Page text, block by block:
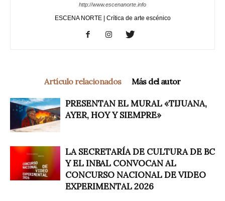
http://www.escenanorte.info
ESCENA NORTE | Crítica de arte escénico
Artículo relacionados Más del autor
PRESENTAN EL MURAL «TIJUANA,
AYER, HOY Y SIEMPRE»
LA SECRETARÍA DE CULTURA DE BC
Y EL INBAL CONVOCAN AL
CONCURSO NACIONAL DE VIDEO
EXPERIMENTAL 2026